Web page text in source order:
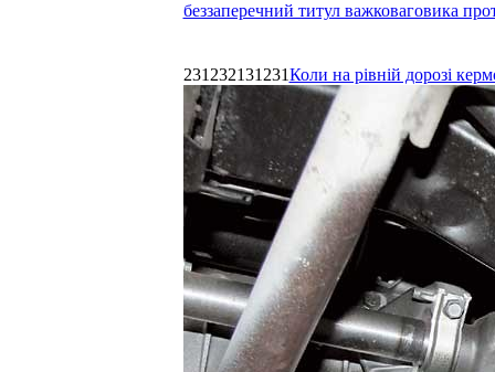
беззаперечний титул важковаговика
231232131231Коли на рівній дорозі